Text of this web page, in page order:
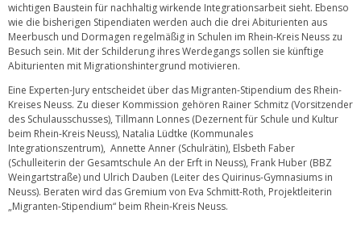
wichtigen Baustein für nachhaltig wirkende Integrationsarbeit sieht. Ebenso
wie die bisherigen Stipendiaten werden auch die drei Abiturienten aus
Meerbusch und Dormagen regelmäßig in Schulen im Rhein-Kreis Neuss zu
Besuch sein. Mit der Schilderung ihres Werdegangs sollen sie künftige
Abiturienten mit Migrationshintergrund motivieren.
Eine Experten-Jury entscheidet über das Migranten-Stipendium des Rhein-
Kreises Neuss. Zu dieser Kommission gehören Rainer Schmitz (Vorsitzender
des Schulausschusses), Tillmann Lonnes (Dezernent für Schule und Kultur
beim Rhein-Kreis Neuss), Natalia Lüdtke (Kommunales
Integrationszentrum), Annette Anner (Schulrätin), Elsbeth Faber
(Schulleiterin der Gesamtschule An der Erft in Neuss), Frank Huber (BBZ
Weingartstraße) und Ulrich Dauben (Leiter des Quirinus-Gymnasiums in
Neuss). Beraten wird das Gremium von Eva Schmitt-Roth, Projektleiterin
„Migranten-Stipendium“ beim Rhein-Kreis Neuss.